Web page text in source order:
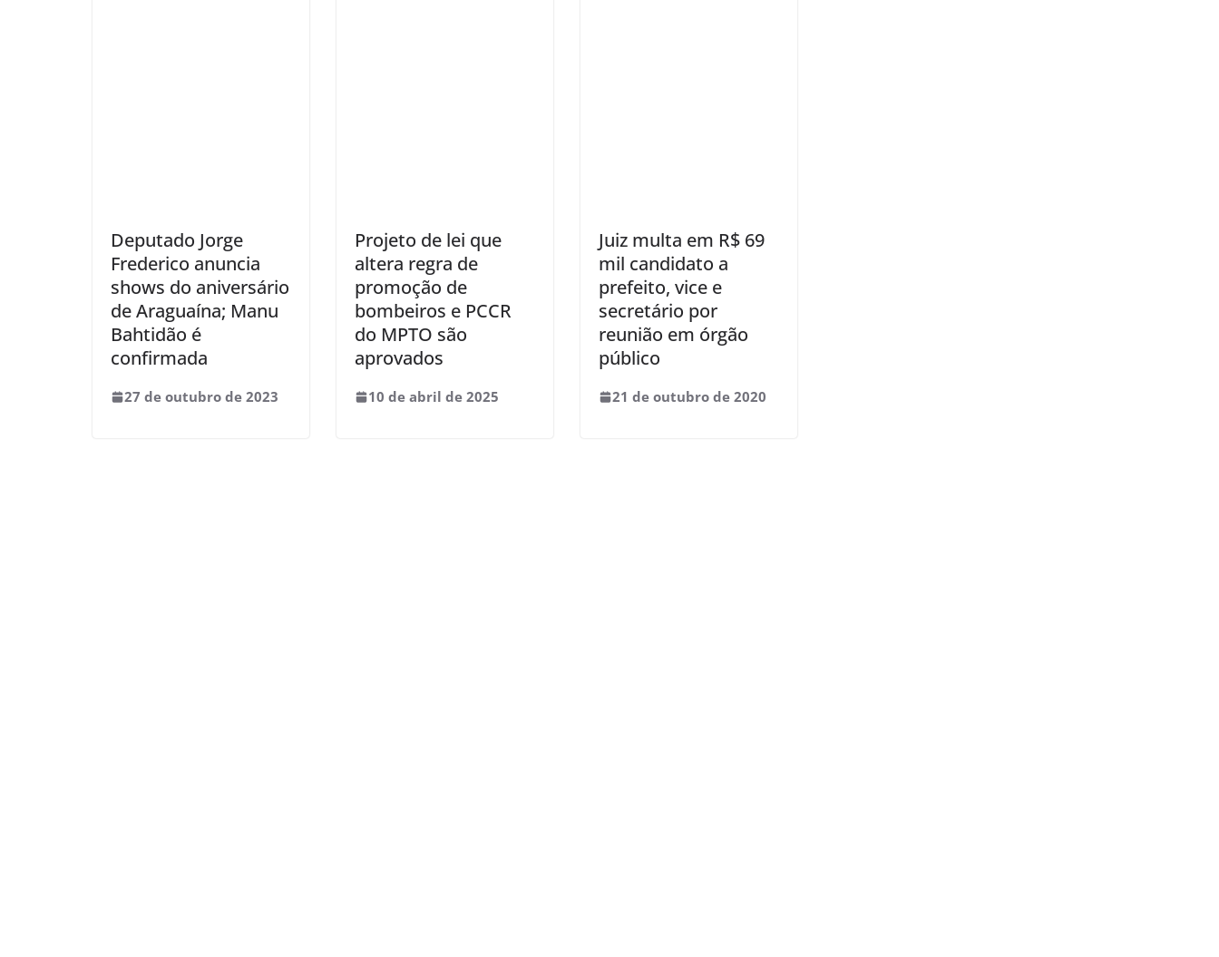
Deputado Jorge
Frederico anuncia
shows do aniversário
de Araguaína; Manu
Bahtidão é
confirmada
27 de outubro de 2023
Projeto de lei que
altera regra de
promoção de
bombeiros e PCCR
do MPTO são
aprovados
10 de abril de 2025
Juiz multa em R$ 69
mil candidato a
prefeito, vice e
secretário por
reunião em órgão
público
21 de outubro de 2020